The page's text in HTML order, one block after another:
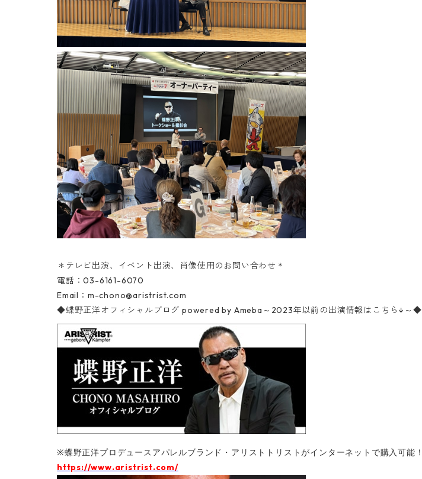
＊テレビ出演、イベント出演、肖像使用のお問い合わせ ＊
電話：03-6161-6070‬
Email： m-chono@aristrist.com
◆蝶野正洋オフィシャルブログ powered by Ameba～2023年以前の出演情報はこちら↓～◆
※蝶野正洋プロデュースアパレルブランド・アリストトリストがインターネットで購入可能！‬
https://www.aristrist.com/